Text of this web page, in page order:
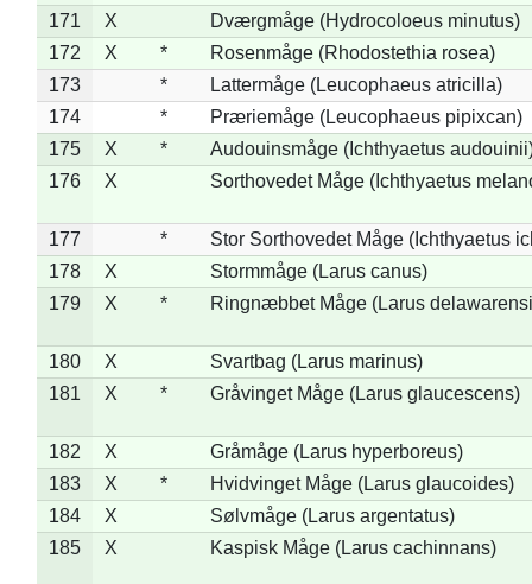
171
X
Dværgmåge (Hydrocoloeus minutus)
172
X *
Rosenmåge (Rhodostethia rosea)
173
*
Lattermåge (Leucophaeus atricilla)
174
*
Præriemåge (Leucophaeus pipixcan)
175
X *
Audouinsmåge (Ichthyaetus
176
X Sorthovedet Måge (Ichthyaetus
177 *
Stor Sorthovedet Måge (Ichthyaetus
178
X
Stormmåge (Larus canus)
179
X * Ringnæbbet Måge (Larus
180 X
Svartbag (Larus marinus)
181
X * Gråvinget Måge (Larus glaucescens)
182 X
Gråmåge (Larus hyperboreus)
183
X *
Hvidvinget Måge (Larus glaucoides)
184
X
Sølvmåge (Larus argentatus)
185
X Kaspisk Måge (Larus cachinnans)